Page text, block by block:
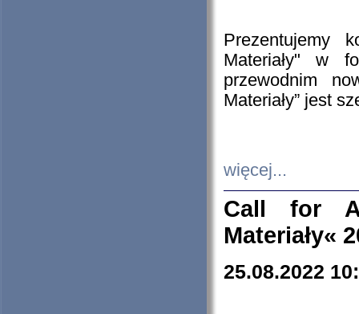
Prezentujemy
Materiały" w
przewodnim
Materiały” jest
więcej...
Call for
Materiały«
25.08.2022